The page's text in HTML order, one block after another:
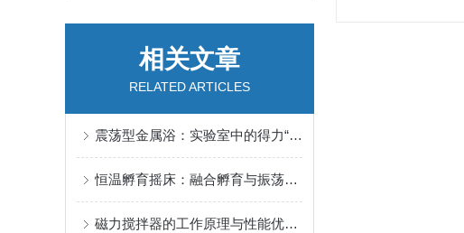
相关文章
RELATED ARTICLES
震荡型金属浴：实验室中的得力“加热振荡助手”
恒温孵育摇床：融合孵育与振荡的智能平台
磁力搅拌器的工作原理与性能优化策略